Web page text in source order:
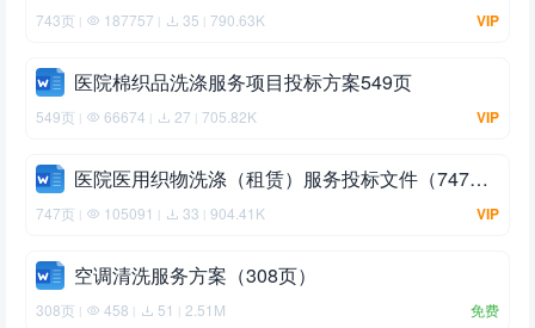
743页 | 187757 | 35 | 790.63K VIP
医院棉织品洗涤服务项目投标方案549页
549页 | 66674 | 27 | 705.82K VIP
医院医用织物洗涤（租赁）服务投标文件（747页）
747页 | 105091 | 33 | 904.41K VIP
空调清洗服务方案（308页）
308页 | 458 | 51 | 2.51M 免费